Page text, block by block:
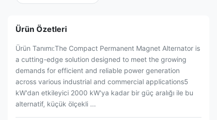
Ürün Özetleri
Ürün Tanımı:The Compact Permanent Magnet Alternator is
a cutting-edge solution designed to meet the growing
demands for efficient and reliable power generation
across various industrial and commercial applications5
kW'dan etkileyici 2000 kW'ya kadar bir güç aralığı ile bu
alternatif, küçük ölçekli ...